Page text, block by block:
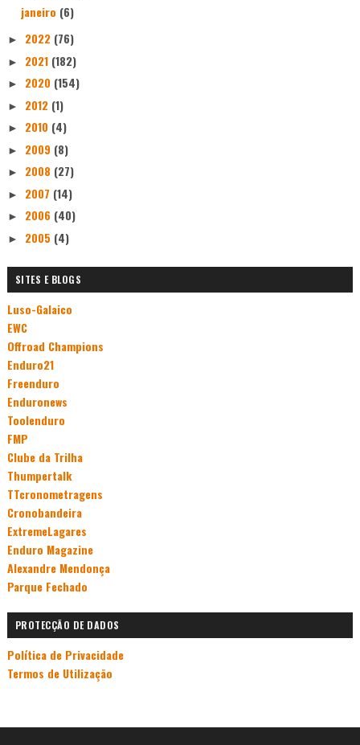
janeiro (6)
► 2022 (76)
► 2021 (182)
► 2020 (154)
► 2012 (1)
► 2010 (4)
► 2009 (8)
► 2008 (27)
► 2007 (14)
► 2006 (40)
► 2005 (4)
SITES E BLOGS
Luso-Galaico
EWC
Offroad Champions
Enduro21
Freenduro
Enduronews
Toolenduro
FMP
Clube da Trilha
Thumpertalk
TTcronometragens
Cronobandeira
ExtremeLagares
Enduro Magazine
Alexandre Mendonça
Parque Fechado
PROTECÇÃO DE DADOS
Política de Privacidade
Termos de Utilização